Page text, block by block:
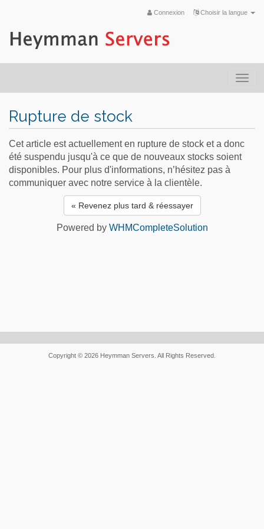
Choisir la langue
Connexion
Rupture de stock
Cet article est actuellement en rupture de stock et a donc
été suspendu jusqu'à ce que de nouveaux stocks soient
disponibles. Pour plus d'informations, n’hésitez pas à
communiquer avec notre service à la clientèle.
« Revenez plus tard & réessayer
Powered by WHMCompleteSolution
Copyright © 2026 Heymman Servers. All Rights Reserved.